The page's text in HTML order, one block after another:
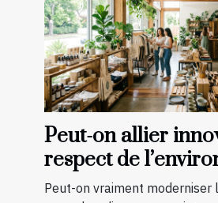
Peut-on allier
respect de
en boutique ?
Peut-on vraiment moderniser